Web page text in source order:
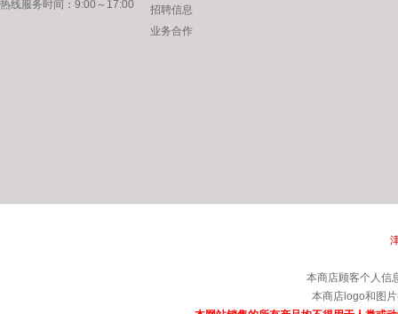
热线服务时间： 9:00 ～ 17:00
招聘信息
业务合作
本商店顾客个人信
本商店logo和图